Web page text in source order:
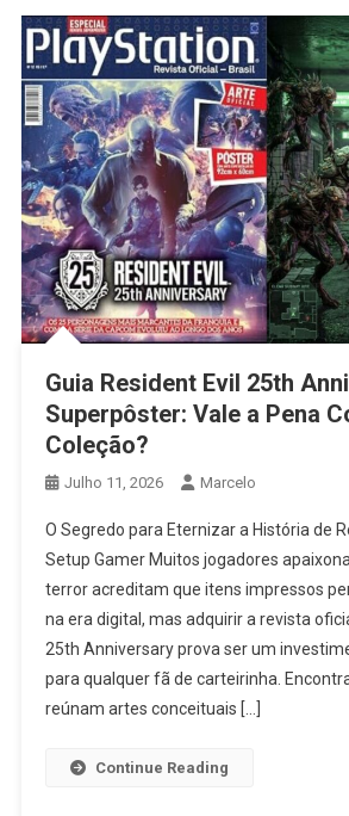
Guia Resident Evil 25th
Superpôster: Vale a Pena
Coleção?
Julho 11, 2026 Marcelo
O Segredo para Eternizar a História de
Setup Gamer Muitos jogadores
terror acreditam que itens impressos
na era digital, mas adquirir a revista
25th Anniversary prova ser um
para qualquer fã de carteirinha.
reúnam artes conceituais […]
Continue Reading